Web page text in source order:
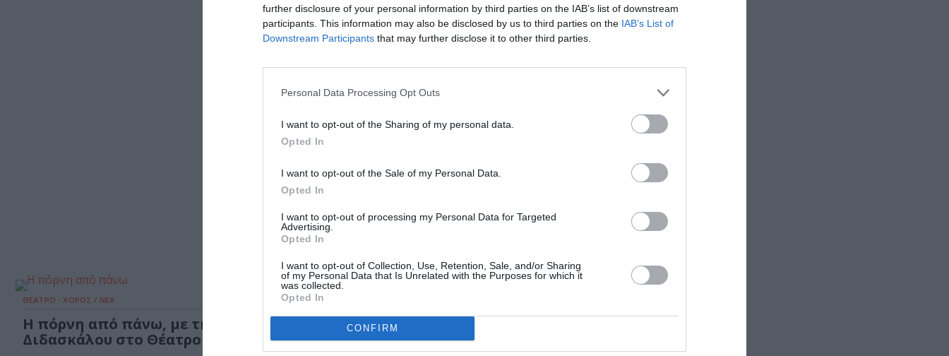
further disclosure of your personal information by third parties on the IAB’s list of downstream
participants. This information may also be disclosed by us to third parties on the IAB’s List of
Downstream Participants that may further disclose it to other third parties.
Personal Data Processing Opt Outs
I want to opt-out of the Sharing of my personal data.
Opted In
I want to opt-out of the Sale of my Personal Data.
Opted In
I want to opt-out of processing my Personal Data for Targeted
Advertising.
Opted In
I want to opt-out of Collection, Use, Retention, Sale, and/or Sharing
of my Personal Data that Is Unrelated with the Purposes for which it
was collected.
Opted In
CONFIRM
ΘΕΜΑΤΑ / ΝΕΑ
για 18-19 Ιουλίου
Αθήνα το Σαββατοκύριακο 18-19 Ιουλίου 2026.
ΘΕΑΤΡΟ - ΧΟΡΟΣ / ΝΕΑ
Η πόρνη από πάνω, με την Κατερίνα
Διδασκάλου στο Θέατρο Κήπου